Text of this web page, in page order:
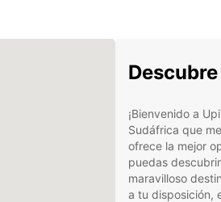
¡Bienvenido a
Sudáfrica que
ofrece la mejor
puedas
maravilloso
a tu disposición,